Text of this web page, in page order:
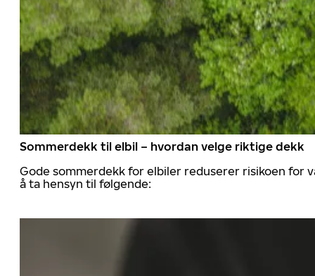
Sommerdekk til elbil – hvordan velge riktige dekk
Gode sommerdekk for elbiler reduserer risikoen for
å ta hensyn til følgende: